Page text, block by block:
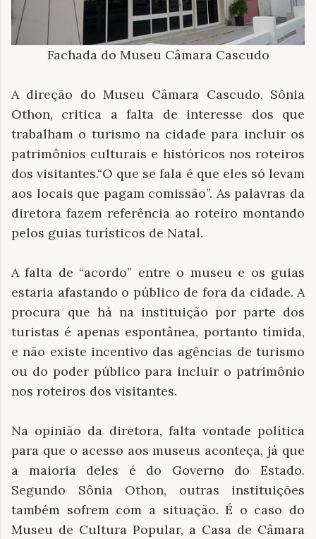
Fachada do Museu Câmara Cascudo
A direção do Museu Câmara Cascudo, Sônia
Othon, critica a falta de interesse dos que
trabalham o turismo na cidade para incluir os
patrimônios culturais e históricos nos roteiros
dos visitantes.“O que se fala é que eles só levam
aos locais que pagam comissão”. As palavras da
diretora fazem referência ao roteiro montando
pelos guias turísticos de Natal.
A falta de “acordo” entre o museu e os guias
estaria afastando o público de fora da cidade. A
procura que há na instituição por parte dos
turistas é apenas espontânea, portanto tímida,
e não existe incentivo das agências de turismo
ou do poder público para incluir o patrimônio
nos roteiros dos visitantes.
Na opinião da diretora, falta vontade política
para que o acesso aos museus aconteça, já que
a maioria deles é do Governo do Estado.
Segundo Sônia Othon, outras instituições
também sofrem com a situação. É o caso do
Museu de Cultura Popular, a Casa de Câmara